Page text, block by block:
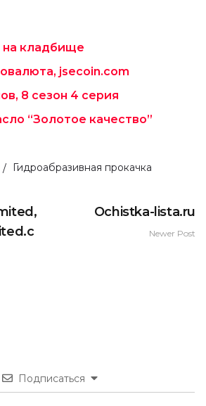
на кладбище
jsecoin.com
8 сезон 4 серия
“Золотое качество”
Гидроабразивная прокачка
Ochistka-lista.ru
Newer Post
Подписаться